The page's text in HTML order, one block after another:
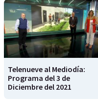
Telenueve al Mediodía:
Programa del 3 de
Diciembre del 2021